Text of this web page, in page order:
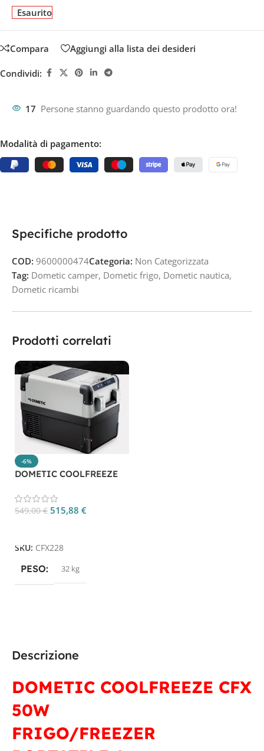
Esaurito
Compara Aggiungi alla lista dei desideri
Condividi:
17 Persone stanno guardando questo prodotto ora!
Modalità di pagamento:
Descrizione
DOMETIC COOLFREEZE CFX
50W
FRIGO/FREEZER
Specifiche prodotto
COD: 9600000474Categoria: Non Categorizzata
Tag: Dometic camper, Dometic frigo, Dometic nautica,
Dometic ricambi
Prodotti correlati
-6%
DOMETIC COOLFREEZE
549,00€ 515,88 €
SKU: CFX228
PESO 32 kg